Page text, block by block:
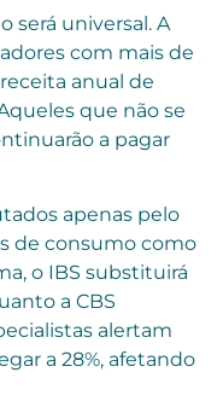
será universal. A
com mais de
anual de
que não se
a pagar
apenas pelo
de consumo como
o IBS substituirá
a CBS
alertam
a 28%, afetando